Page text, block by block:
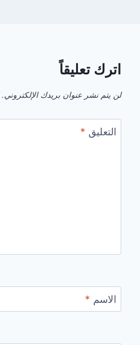
اترك تعليقاً
لن يتم نشر عنوان بريدك الإلكتروني.
التعليق *
الاسم *